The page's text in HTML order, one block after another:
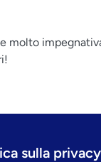
sulla privacy